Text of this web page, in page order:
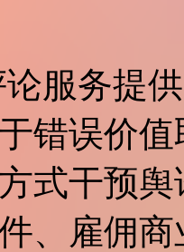
服务提
错误价
式干预
、雇佣